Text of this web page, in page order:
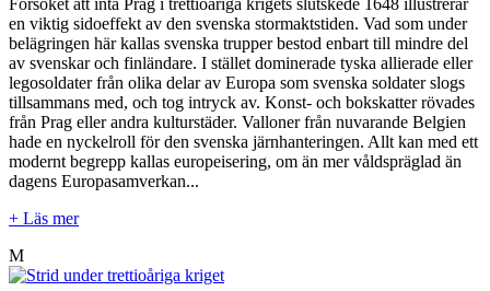
Försöket att inta Prag i trettioåriga krigets slutskede 1648 illustrerar
en viktig sidoeffekt av den svenska stormaktstiden. Vad som under
belägringen här kallas svenska trupper bestod enbart till mindre del
av svenskar och finländare. I stället dominerade tyska allierade eller
legosoldater från olika delar av Europa som svenska soldater slogs
tillsammans med, och tog intryck av. Konst- och bokskatter rövades
från Prag eller andra kulturstäder. Valloner från nuvarande Belgien
hade en nyckelroll för den svenska järnhanteringen. Allt kan med ett
modernt begrepp kallas europeisering, om än mer våldspräglad än
dagens Europasamverkan...
+ Läs mer
M